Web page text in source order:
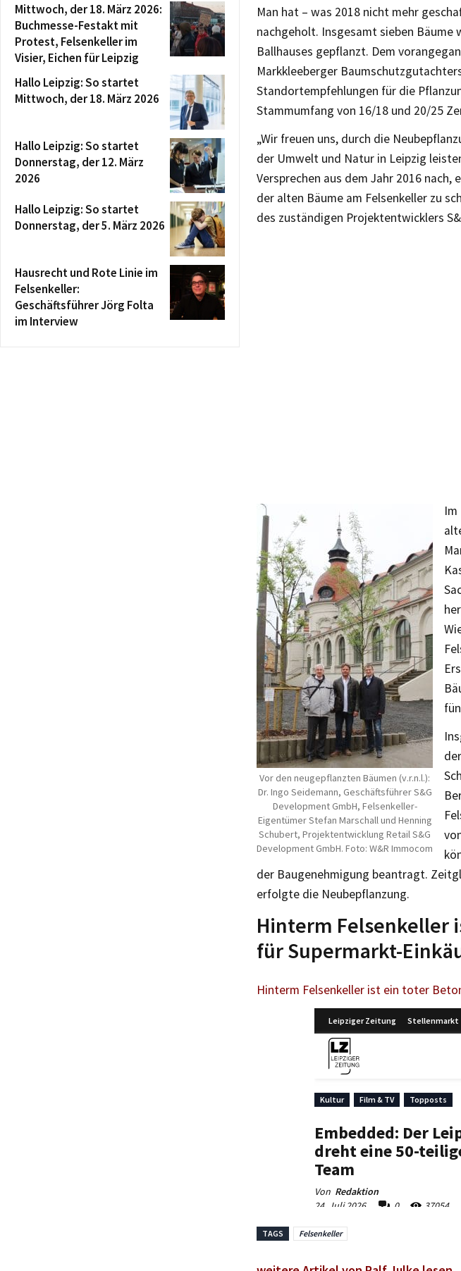
Man hat – was 2018 nicht mehr
nachgeholt. Insgesamt sieben Bäume
Ballhauses gepflanzt. Dem
Markkleeberger
Standortempfehlungen für die
Stammumfang von 16/18 und 20/25
„Wir freuen uns, durch die
der Umwelt und Natur in Leipzig
Versprechen aus dem Jahr 2016
der alten Bäume am Felsenkeller zu
des zuständigen Projektentwicklers
Vor den neugepflanzten Bäumen (v.r.n.l.):
Dr. Ingo Seidemann, Geschäftsführer S&G
Development GmbH, Felsenkeller-
Eigentümer Stefan Marschall und Henning
Schubert, Projektentwicklung Retail S&G
Development GmbH. Foto: W&R Immocom
Im
der Baugenehmigung beantragt.
erfolgte die Neubepflanzung.
Hinterm Felsenkeller
für Supermarkt-
Hinterm Felsenkeller ist ein toter
TAGS Felsenkeller
Mittwoch, der 18. März 2026:
Buchmesse-Festakt mit
Protest, Felsenkeller im
Visier, Eichen für Leipzig
Hallo Leipzig: So startet
Mittwoch, der 18. März 2026
Hallo Leipzig: So startet
Donnerstag, der 12. März
2026
Hallo Leipzig: So startet
Donnerstag, der 5. März 2026
Hausrecht und Rote Linie im
Felsenkeller:
Geschäftsführer Jörg Folta
im Interview